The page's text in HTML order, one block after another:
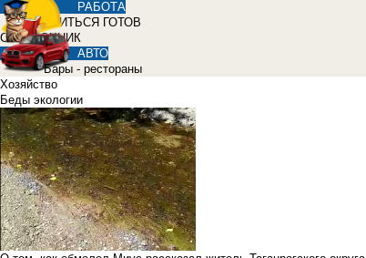
РАБОТА
УЧИТЬСЯ ГОТОВ
СПРАВОЧНИК
АВТО
Бары - рестораны
Хозяйство
Беды экологии